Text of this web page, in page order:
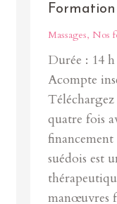
Formation
Massages, Nos
Durée : 14
Acompte
quatre fois
financement
suédois est
manœuvres